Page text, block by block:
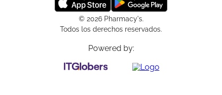
© 2026 Pharmacy's.
Todos los derechos reservados.
Powered by: